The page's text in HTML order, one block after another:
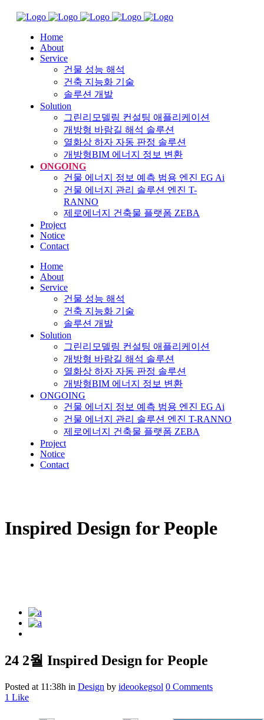
Home
About
Service
건물 성능 해석
건축 지능화 기술
솔루션 개발
Solution
그린리모델링 컨설팅 애플리케이션
개방형 바람길 해석 솔루션
열화상 하자 자동 판정 솔루션
개방형BIM 에너지 정보 변환
ONGOING
건물 에너지 정보 예측 범용 엔진 EG Ai
건물 에너지 관리 솔루션 엔진 T-
RANNO
제로에너지 건축물 플랫폼 ZEBA
Project
Notice
Contact
Home
About
Service
건물 성능 해석
건축 지능화 기술
솔루션 개발
Solution
그린리모델링 컨설팅 애플리케이션
개방형 바람길 해석 솔루션
열화상 하자 자동 판정 솔루션
개방형BIM 에너지 정보 변환
ONGOING
건물 에너지 정보 예측 범용 엔진 EG Ai
건물 에너지 관리 솔루션 엔진 T-RANNO
제로에너지 건축물 플랫폼 ZEBA
Project
Notice
Contact
Inspired Design for People
24 2월 Inspired Design for People
Posted at 11:38h in Design by ideookegsol 0 Comments
1 Like